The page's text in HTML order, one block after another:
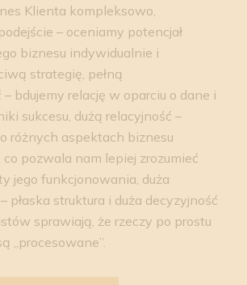
Klienta kompleksowo,
– oceniamy potencjał
biznesu indywidualnie i
strategię, pełną
bdujemy relację w oparciu o dane i
sukcesu, dużą relacyjność –
różnych aspektach biznesu
co pozwala nam lepiej zrozumieć
jego funkcjonowania, duża
płaska struktura i duża decyzyjność
sprawiają, że rzeczy po prostu
„procesowane”.